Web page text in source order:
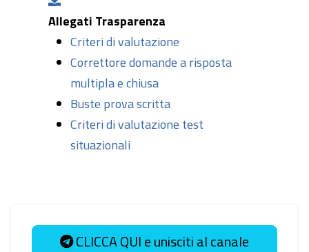
Allegati Trasparenza
Criteri di valutazione
Correttore domande a risposta
multipla e chiusa
Buste prova scritta
Criteri di valutazione test
situazionali
CLICCA QUI e unisciti al canale